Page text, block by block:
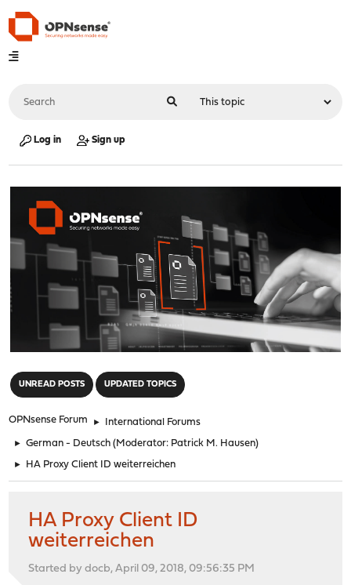
Log in Sign up
UNREAD POSTS UPDATED TOPICS
OPNsense Forum ► International Forums
► German - Deutsch (Moderator: Patrick M. Hausen)
► HA Proxy Client ID weiterreichen
HA Proxy Client ID
weiterreichen
Started by docb, April 09, 2018, 09:56:35 PM